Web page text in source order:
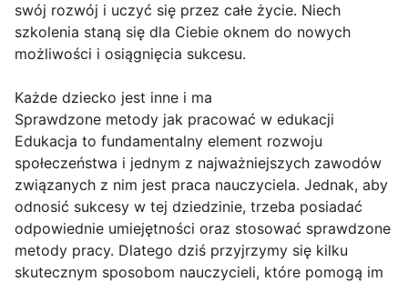
swój rozwój i uczyć się przez całe życie. Niech
szkolenia staną się dla Ciebie oknem do nowych
możliwości i osiągnięcia sukcesu.
Każde dziecko jest inne i ma
Sprawdzone metody jak pracować w edukacji
Edukacja to fundamentalny element rozwoju
społeczeństwa i jednym z najważniejszych zawodów
związanych z nim jest praca nauczyciela. Jednak, aby
odnosić sukcesy w tej dziedzinie, trzeba posiadać
odpowiednie umiejętności oraz stosować sprawdzone
metody pracy. Dlatego dziś przyjrzymy się kilku
skutecznym sposobom nauczycieli, które pomogą im